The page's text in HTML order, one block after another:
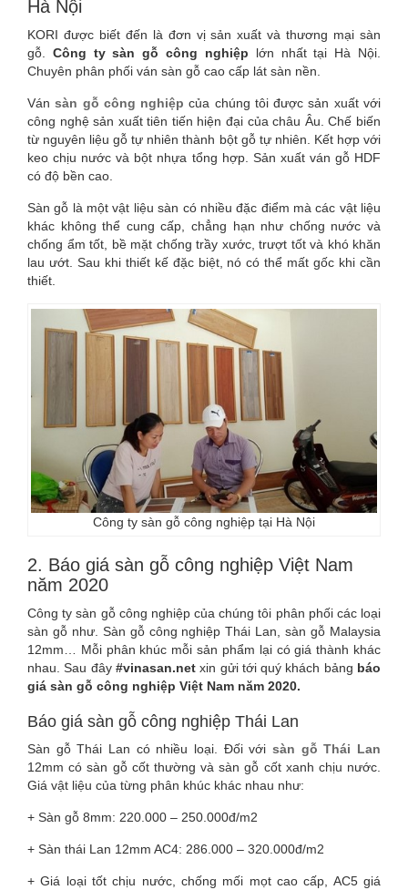
SÀN
GỖ
#VINASAN.NET
Hà Nội
KORI được biết đến là đơn vị sản xuất và thương mại sàn
gỗ. Công ty sàn gỗ công nghiệp lớn nhất tại Hà Nội.
Chuyên phân phối ván sàn gỗ cao cấp lát sàn nền.
Vánsàn gỗ công nghiệp của chúng tôi được sản xuất với
công nghệ sản xuất tiên tiến hiện đại của châu Âu. Chế biến
từ nguyên liệu gỗ tự nhiên thành bột gỗ tự nhiên. Kết hợp với
keo chịu nước và bột nhựa tổng hợp. Sản xuất ván gỗ HDF
có độ bền cao.
Sàn gỗ là một vật liệu sàn có nhiều đặc điểm mà các vật liệu
khác không thể cung cấp, chẳng hạn như chống nước và
chống ẩm tốt, bề mặt chống trầy xước, trượt tốt và khó khăn
lau ướt. Sau khi thiết kế đặc biệt, nó có thể mất gốc khi cần
thiết.
Công ty sàn gỗ công nghiệp tại Hà Nội
2. Báo giá sàn gỗ công nghiệp Việt Nam
năm 2020
Công ty sàn gỗ công nghiệp của chúng tôi phân phối các loại
sàn gỗ như. Sàn gỗ công nghiệp Thái Lan, sàn gỗ Malaysia
12mm… Mỗi phân khúc mỗi sản phẩm lại có giá thành khác
nhau. Sau đây #vinasan.netxin gửi tới quý khách bảng báo
giá sàn gỗ công nghiệp Việt Nam năm 2020.
Báo giá sàn gỗ công nghiệp Thái Lan
Sàn gỗ Thái Lan có nhiều loại. Đối với sàn gỗ Thái Lan
12mm có sàn gỗ cốt thường và sàn gỗ cốt xanh chịu nước.
Giá vật liệu của từng phân khúc khác nhau như:
+ Sàn gỗ 8mm: 220.000 – 250.000đ/m2
+ Sàn thái Lan 12mm AC4: 286.000 – 320.000đ/m2
+ Giá loại tốt chịu nước, chống mối mọt cao cấp, AC5 giá